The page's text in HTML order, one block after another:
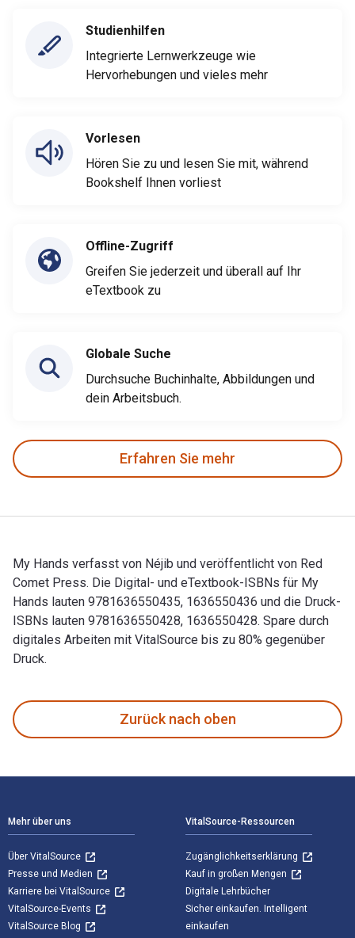
Studienhilfen
Integrierte Lernwerkzeuge wie
Hervorhebungen und vieles mehr
Vorlesen
Hören Sie zu und lesen Sie mit, während
Bookshelf Ihnen vorliest
Offline-Zugriff
Greifen Sie jederzeit und überall auf Ihr
eTextbook zu
Globale Suche
Durchsuche Buchinhalte, Abbildungen und
dein Arbeitsbuch.
Erfahren Sie mehr
My Hands verfasst von Néjib und veröffentlicht von Red
Comet Press. Die Digital- und eTextbook-ISBNs für My
Hands lauten 9781636550435, 1636550436 und die Druck-
ISBNs lauten 9781636550428, 1636550428. Spare durch
digitales Arbeiten mit VitalSource bis zu 80% gegenüber
Druck.
Zurück nach oben
Mehr über uns
Über VitalSource
Presse und Medien
Karriere bei VitalSource
VitalSource-Events
VitalSource Blog
VitalSource-Ressourcen
Zugänglichkeitserklärung
Kauf in großen Mengen
Digitale Lehrbücher
Sicher einkaufen. Intelligent
einkaufen